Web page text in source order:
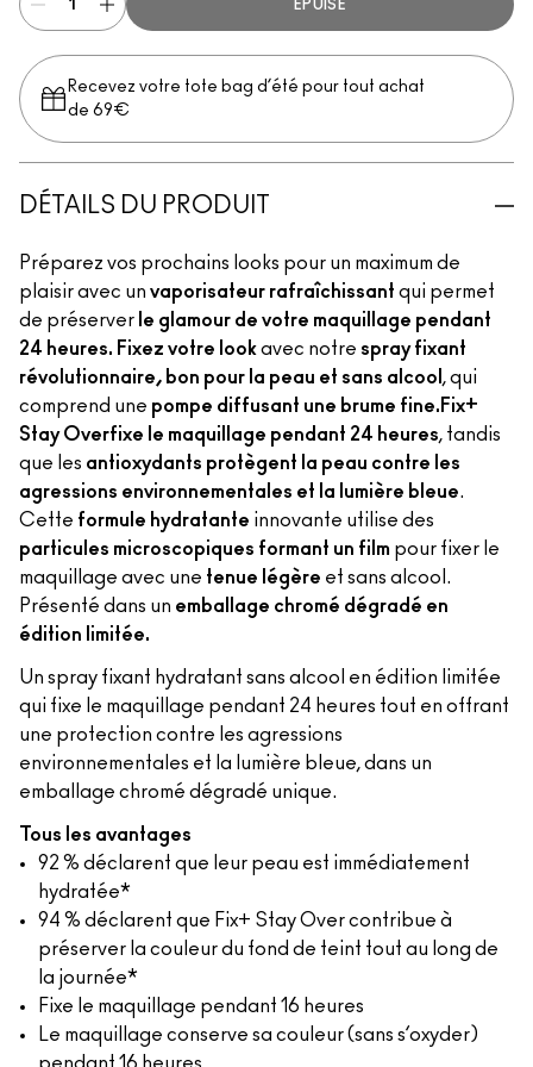
ÉPUISÉ
Recevez votre tote bag d’été pour tout achat
de 69€
DÉTAILS DU PRODUIT
Préparez vos prochains looks pour un maximum de
plaisir avec un vaporisateur rafraîchissant qui permet
de préserver le glamour de votre maquillage pendant
24 heures. Fixez votre lookavec notre spray fixant
révolutionnaire, bon pour la peau et sans alcool , qui
comprend une pompe diffusant une brume fine. Fix+
Stay Overfixe le maquillage pendant 24 heures, tandis
que les antioxydants protègent la peau contre les
agressions environnementales et la lumière bleue.
Cette formule hydratante innovante utilise des
particules microscopiques formant un film pour fixer le
maquillage avec une tenue légère et sans alcool.
Présenté dans un emballage chromé dégradé en
édition limitée.
Un spray fixant hydratant sans alcool en édition limitée
qui fixe le maquillage pendant 24 heures tout en offrant
une protection contre les agressions
environnementales et la lumière bleue, dans un
emballage chromé dégradé unique.
Tous les avantages
92 % déclarent que leur peau est immédiatement
hydratée*
94 % déclarent que Fix+ Stay Over contribue à
préserver la couleur du fond de teint tout au long de
la journée*
Fixe le maquillage pendant 16 heures
Le maquillage conserve sa couleur (sans s’oxyder)